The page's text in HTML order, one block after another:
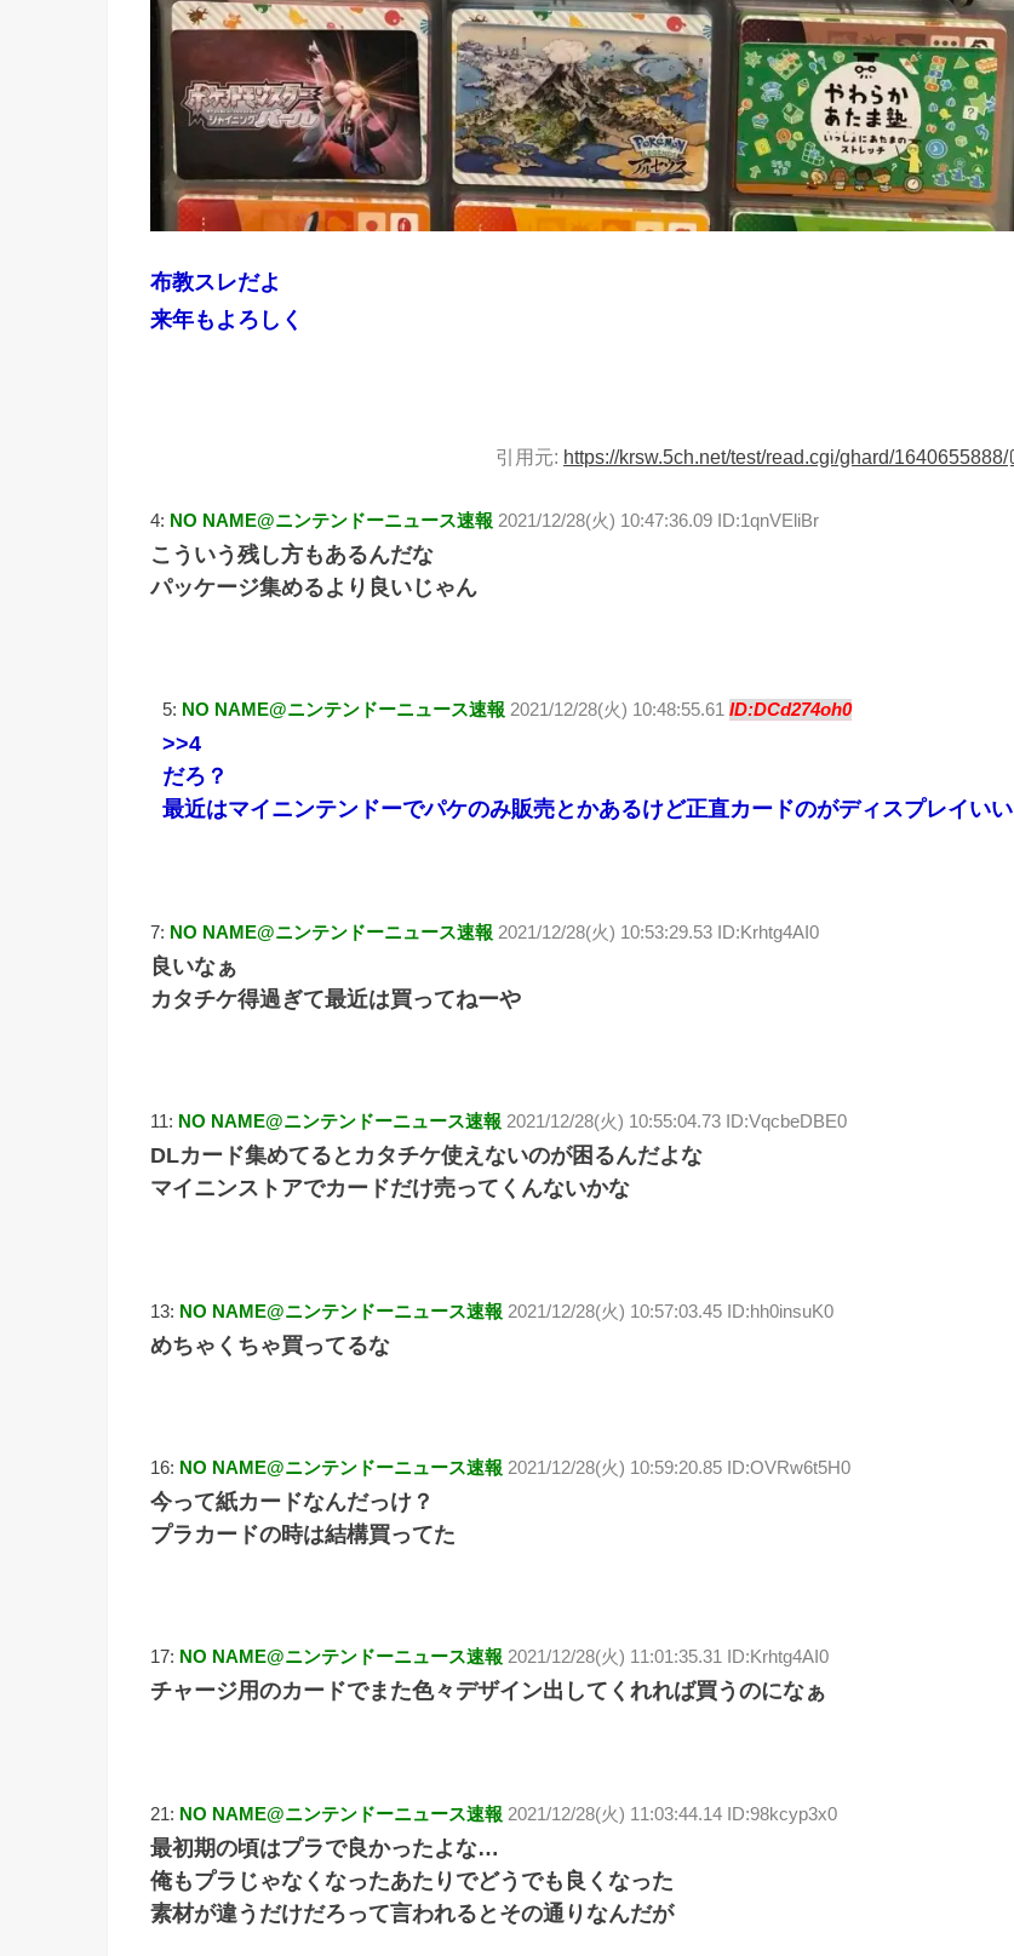
布教スレだよ
来年もよろしく
引用元: https://krsw.5ch.net/test/read.cgi/ghard/1640655888/
4: NO NAME@ニンテンドーニュース速報 2021/12/28(火) 10:47:36.09 ID:1qnVEliBr
こういう残し方もあるんだな
パッケージ集めるより良いじゃん
5: NO NAME@ニンテンドーニュース速報 2021/12/28(火) 10:48:55.61 ID:DCd274oh0
>>4
だろ？
最近はマイニンテンドーでパケのみ販売とかあるけど正直カードのがディスプレイいい
7: NO NAME@ニンテンドーニュース速報 2021/12/28(火) 10:53:29.53 ID:Krhtg4AI0
良いなぁ
カタチケ得過ぎて最近は買ってねーや
11: NO NAME@ニンテンドーニュース速報 2021/12/28(火) 10:55:04.73 ID:VqcbeDBE0
DLカード集めてるとカタチケ使えないのが困るんだよな
マイニンストアでカードだけ売ってくんないかな
13: NO NAME@ニンテンドーニュース速報 2021/12/28(火) 10:57:03.45 ID:hh0insuK0
めちゃくちゃ買ってるな
16: NO NAME@ニンテンドーニュース速報 2021/12/28(火) 10:59:20.85 ID:OVRw6t5H0
今って紙カードなんだっけ？
プラカードの時は結構買ってた
17: NO NAME@ニンテンドーニュース速報 2021/12/28(火) 11:01:35.31 ID:Krhtg4AI0
チャージ用のカードでまた色々デザイン出してくれれば買うのになぁ
21: NO NAME@ニンテンドーニュース速報 2021/12/28(火) 11:03:44.14 ID:98kcyp3x0
最初期の頃はプラで良かったよな…
俺もプラじゃなくなったあたりでどうでも良くなった
素材が違うだけだろって言われるとその通りなんだが